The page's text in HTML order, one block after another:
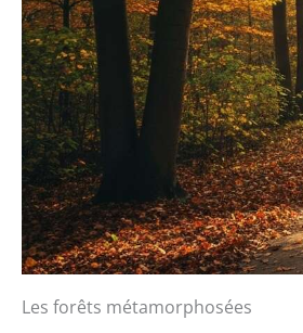
Les forêts métamorphosées